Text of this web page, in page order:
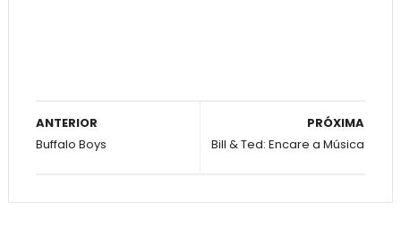
PRÓXIMA
Bill & Ted: Encare a Música
ANTERIOR
Buffalo Boys